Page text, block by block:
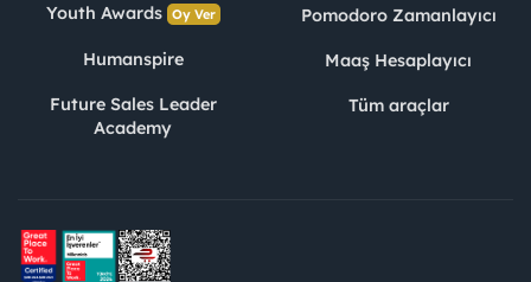
Youth Awards Oy Ver
Humanspire
Future Sales Leader
Academy
Pomodoro Zamanlayıcı
Maaş Hesaplayıcı
Tüm araçlar